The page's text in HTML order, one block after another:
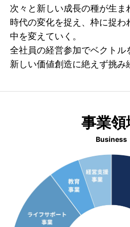
次々と新しい成長の種が生ま
時代の変化を捉え、枠に捉わ
中を変えていく。
全社員の経営参加でベクトル
新しい価値創造に絶えず挑み
事業領
Business